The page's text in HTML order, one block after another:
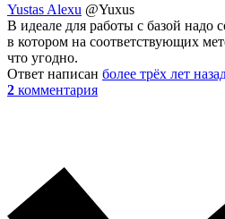
Yustas Alexu @Yuxus
В идеале для работы с базой надо
в котором на соответствующих
что угодно.
Ответ написан более трёх лет
2 комментария